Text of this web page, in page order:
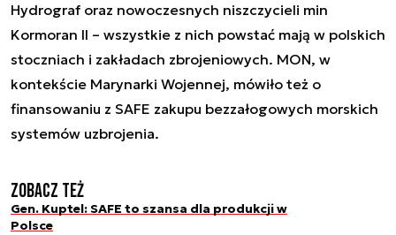
Hydrograf oraz nowoczesnych niszczycieli min
Kormoran II – wszystkie z nich powstać mają w polskich
stoczniach i zakładach zbrojeniowych. MON, w
kontekście Marynarki Wojennej, mówiło też o
finansowaniu z SAFE zakupu bezzałogowych morskich
systemów uzbrojenia.
Zobacz też
Gen. Kuptel: SAFE to szansa dla produkcji w
Polsce